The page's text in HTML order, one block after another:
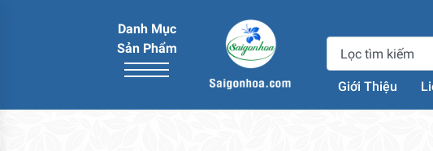
Danh Mục
Sản Phẩm
Giới Thiệu